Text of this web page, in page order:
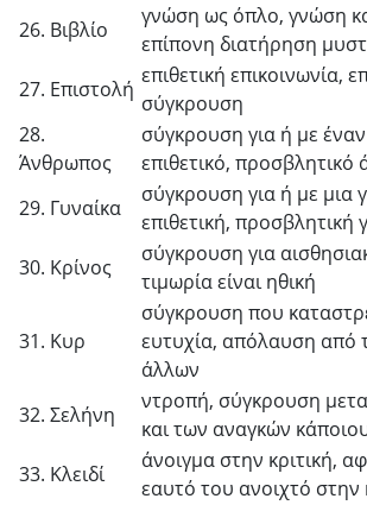
26. Βιβλίο
γνώση ως όπλο, γνώση
επίπονη διατήρηση
27. Επιστολή
επιθετική επικοινωνία,
σύγκρουση
28.
Άνθρωπος
σύγκρουση για ή με
επιθετικό, προσβλητικό
29. Γυναίκα
σύγκρουση για ή με μια
επιθετική, προσβλητική
30. Κρίνος
σύγκρουση για
τιμωρία είναι ηθική
31. Κυρ
σύγκρουση που
ευτυχία, απόλαυση από
άλλων
32. Σελήνη
ντροπή, σύγκρουση
και των αναγκών
33. Κλειδί
άνοιγμα στην κριτική,
εαυτό του ανοιχτό